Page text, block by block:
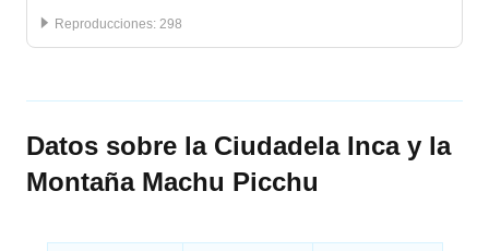
:298
Datos sobre la Ciudadela Inca y la
Montaña Machu Picchu